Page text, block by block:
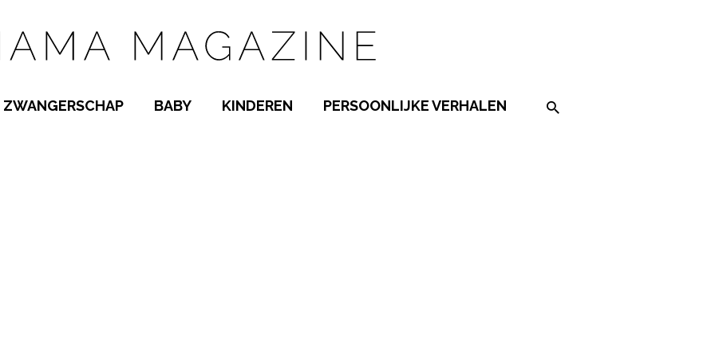
ZWANGERSCHAP BABY KINDEREN PERSOONLIJKE VERHALEN Search on the website